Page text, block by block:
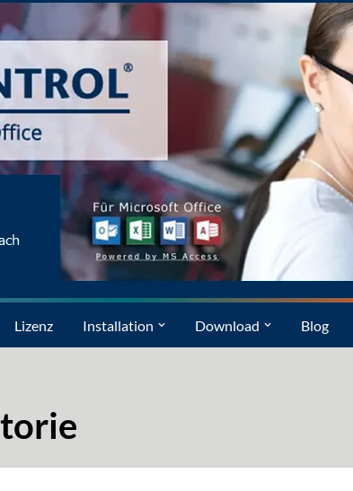
Lizenz Installation Download Blog